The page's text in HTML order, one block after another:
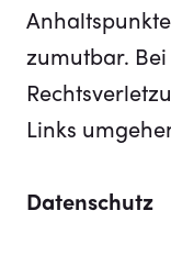
zumutbar.
Links
Datenschutz